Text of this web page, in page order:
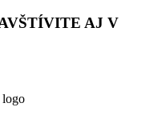
AJ V